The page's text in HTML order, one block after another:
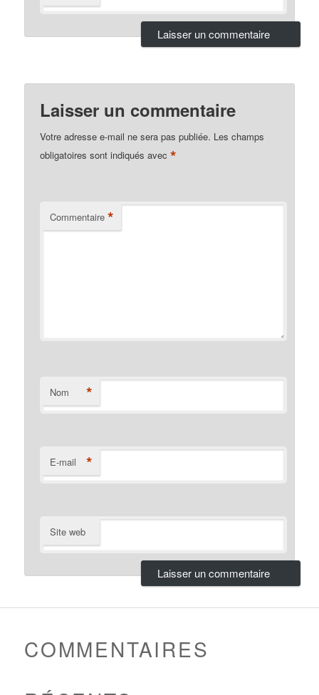
Laisser un commentaire
Votre adresse e-mail ne sera pas publiée. Les champs
obligatoires sont indiqués avec*
Commentaire *
Nom *
E-mail *
Site web
COMMENTAIRES